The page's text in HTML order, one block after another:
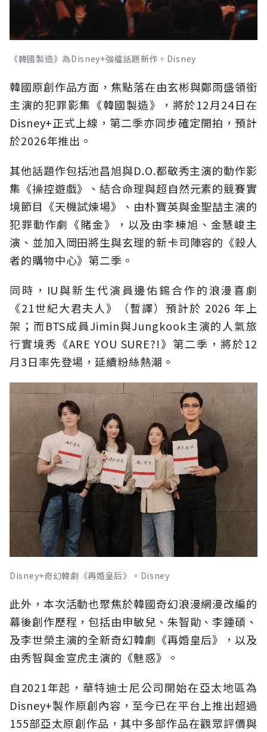
《韓國製造》為Disney+強檔話題新作。Disney
韓國原創作品方面，焦點落在由玄彬與鄭雨盛領銜
主演的犯罪影集《韓國製造》，將於12月24日在
Disney+正式上線，第二季亦同步確定開拍，預計
於2026年推出。
其他話題作包括池昌旭與D.O.都敬秀主演的動作影
集《操控遊戲》、結合命理與超自然元素的競賽實
境節目《天機試煉場》、由朴寶英與金聖喆主演的
犯罪動作劇《賭金》，以及由李棟旭、金慧峻主
演、並加入岡田將生與玄理的新卡司陣容的《殺人
者的購物中心》第二季。
同時，IU與新生代演員邊佑錫合作的浪漫喜劇
《21世紀大君夫人》（暫譯）預計於 2026 年上
架；而BTS成員Jimin與Jungkook主演的人氣旅
行實境秀《ARE YOU SURE?!》第二季，將於12
月3日率先登場，延續粉絲熱潮。
Disney+奇幻韓劇《再婚皇后》。Disney
此外，本次活動也聚焦於韓國奇幻浪漫網漫改編的
幕後創作歷程，包括由申敏兒、朱智勛、李鍾碩、
及李世榮主演的全新奇幻韓劇《再婚皇后》，以及
由秀智與金宣虎主演的《魅惑》。
自2021年起，華特迪士尼公司開始在亞太地區為
Disney+製作原創內容，至今已在平台上推出超過
155部亞太原創作品，其中多部作品在觀眾評價與